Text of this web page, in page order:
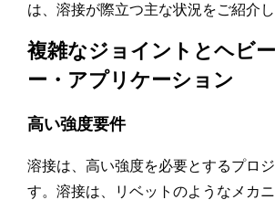
は、溶接が際立つ主な状況をご紹介し
複雑なジョイントとヘビ
ー・アプリケーション
高い強度要件
溶接は、高い強度を必要とするプロ
す。溶接は、リベットのようなメカ